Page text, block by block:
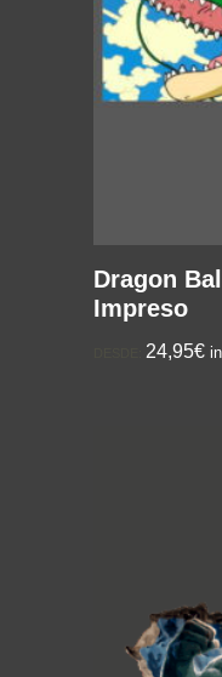
Dragon
Impreso
24,95€